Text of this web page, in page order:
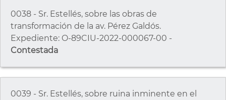
0038 - Sr. Estellés, sobre las obras de
transformación de la av. Pérez Galdós.
Expediente: O-89CIU-2022-000067-00 -
Contestada
0039 - Sr. Estellés, sobre ruina inminente en el